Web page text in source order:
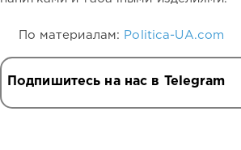
По материалам: Politica-UA.com
Подпишитесь на нас в Telegram